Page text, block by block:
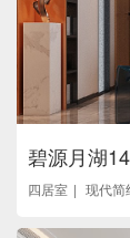
碧源月湖
四居室 现代简